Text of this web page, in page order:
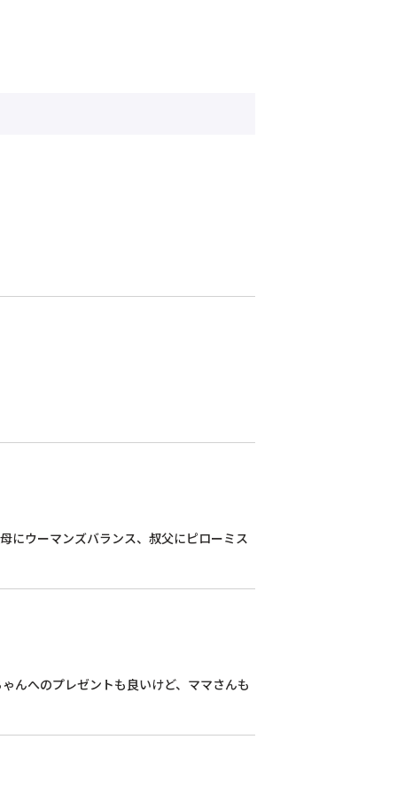
にウーマンズバランス、叔父にピローミス
んへのプレゼントも良いけど、ママさんも